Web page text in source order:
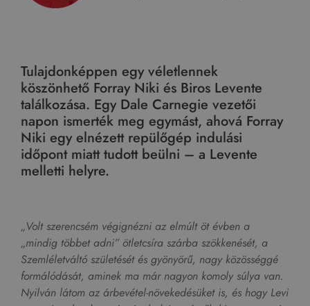
Tulajdonképpen egy véletlennek
köszönhető Forray Niki és Biros Levente
találkozása. Egy Dale Carnegie vezetői
napon ismerték meg egymást, ahová Forray
Niki egy elnézett repülőgép indulási
időpont miatt tudott beülni – a Levente
melletti helyre.
„Volt szerencsém végignézni az elmúlt öt évben a
„mindig többet adni” ötletcsíra szárba szökkenését, a
Szemléletváltó születését és gyönyörű, nagy közösséggé
formálódását, aminek ma már nagyon komoly súlya van.
Nyilván látom az árbevétel-növekedésüket is, és hogy Levi